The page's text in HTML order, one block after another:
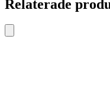
Relaterade